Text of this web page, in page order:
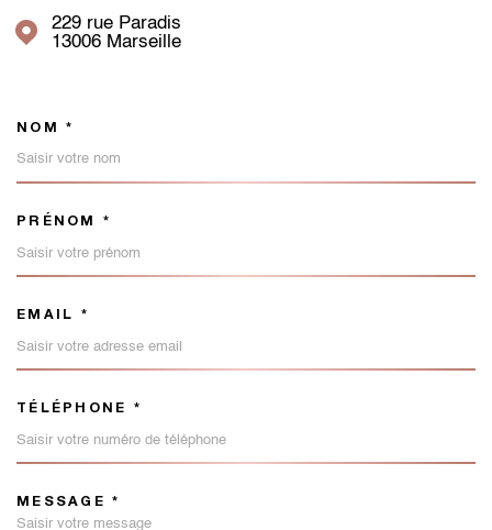
229 rue Paradis
13006
Marseille
NOM *
PRÉNOM *
EMAIL *
TÉLÉPHONE *
TRAD_MELTEM_VOREDEMANDE
MESSAGE *